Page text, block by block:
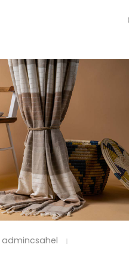
admincsahel